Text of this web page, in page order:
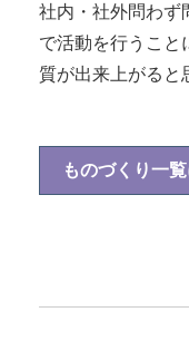
社内・社外問わず
で活動を行うこと
質が出来上がると
ものづくり一